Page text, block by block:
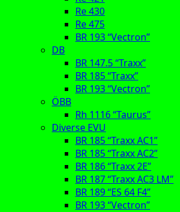
Re 430
Re 475
BR 193 “Vectron”
DB
BR 147.5 “Traxx”
BR 185 “Traxx”
BR 193 “Vectron”
ÖBB
Rh 1116 “Taurus”
Diverse EVU
BR 185 “Traxx AC1”
BR 185 “Traxx AC2”
BR 186 “Traxx 2E”
BR 187 “Traxx AC3 LM”
BR 189 “ES 64 F4”
BR 193 “Vectron”